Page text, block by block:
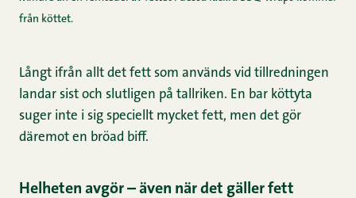
från köttet.
Långt ifrån allt det fett som används vid tillredningen
landar sist och slutligen på tallriken. En bar köttyta
suger inte i sig speciellt mycket fett, men det gör
däremot en bröad biff.
Helheten avgör – även när det gäller fett